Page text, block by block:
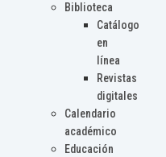
Biblioteca
Catálogo
en
línea
Revistas
digitales
Calendario
académico
Educación